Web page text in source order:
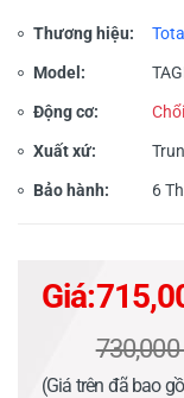
Thương hiệu: Total
Model:
Động cơ:
Xuất xứ:
Bảo hành: 6
Giá:
(Giá trên đã bao